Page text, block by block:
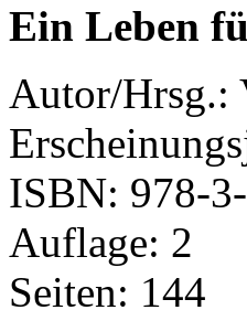
Ein Leben
Autor/Hrsg.:
ISBN: 978-
Auflage: 2
Seiten: 144